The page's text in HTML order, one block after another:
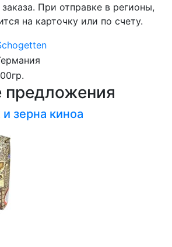
При отправке в регионы,
на карточку или по счету.
зерна киноа